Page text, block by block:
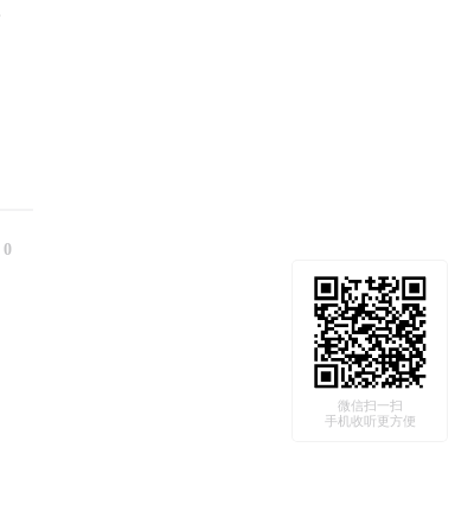
0
微信扫一扫
手机收听更方便